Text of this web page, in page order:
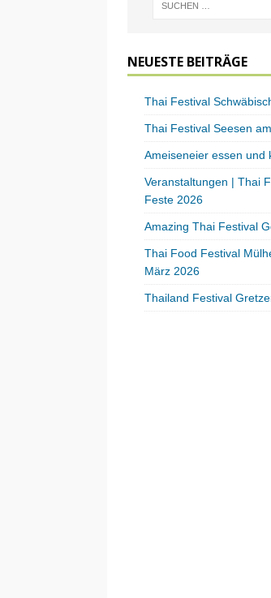
NEUESTE BEITRÄGE
Thai Festival
Thai Festival Seesen
Ameiseneier essen und
Veranstaltungen | Thai
Feste 2026
Amazing Thai Festival
Thai Food Festival
März 2026
Thailand Festival